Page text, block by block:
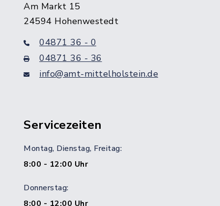
Am Markt 15
24594 Hohenwestedt
04871 36 - 0
04871 36 - 36
info@amt-mittelholstein.de
Servicezeiten
Montag, Dienstag, Freitag:
8:00 - 12:00 Uhr
Donnerstag:
8:00 - 12:00 Uhr